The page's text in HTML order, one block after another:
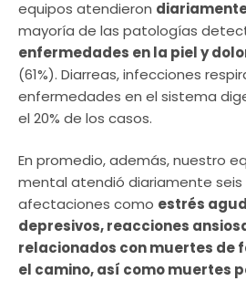
equipos atendieron
mayoría de las patologías
enfermedades en la piel y
(61%). Diarreas, infecciones
enfermedades en el sistema
el 20% de los casos.
En promedio, además, nuestro
mental atendió diariamente
afectaciones como estrés
depresivos, reacciones
relacionados con muertes de
el camino, así como muertes